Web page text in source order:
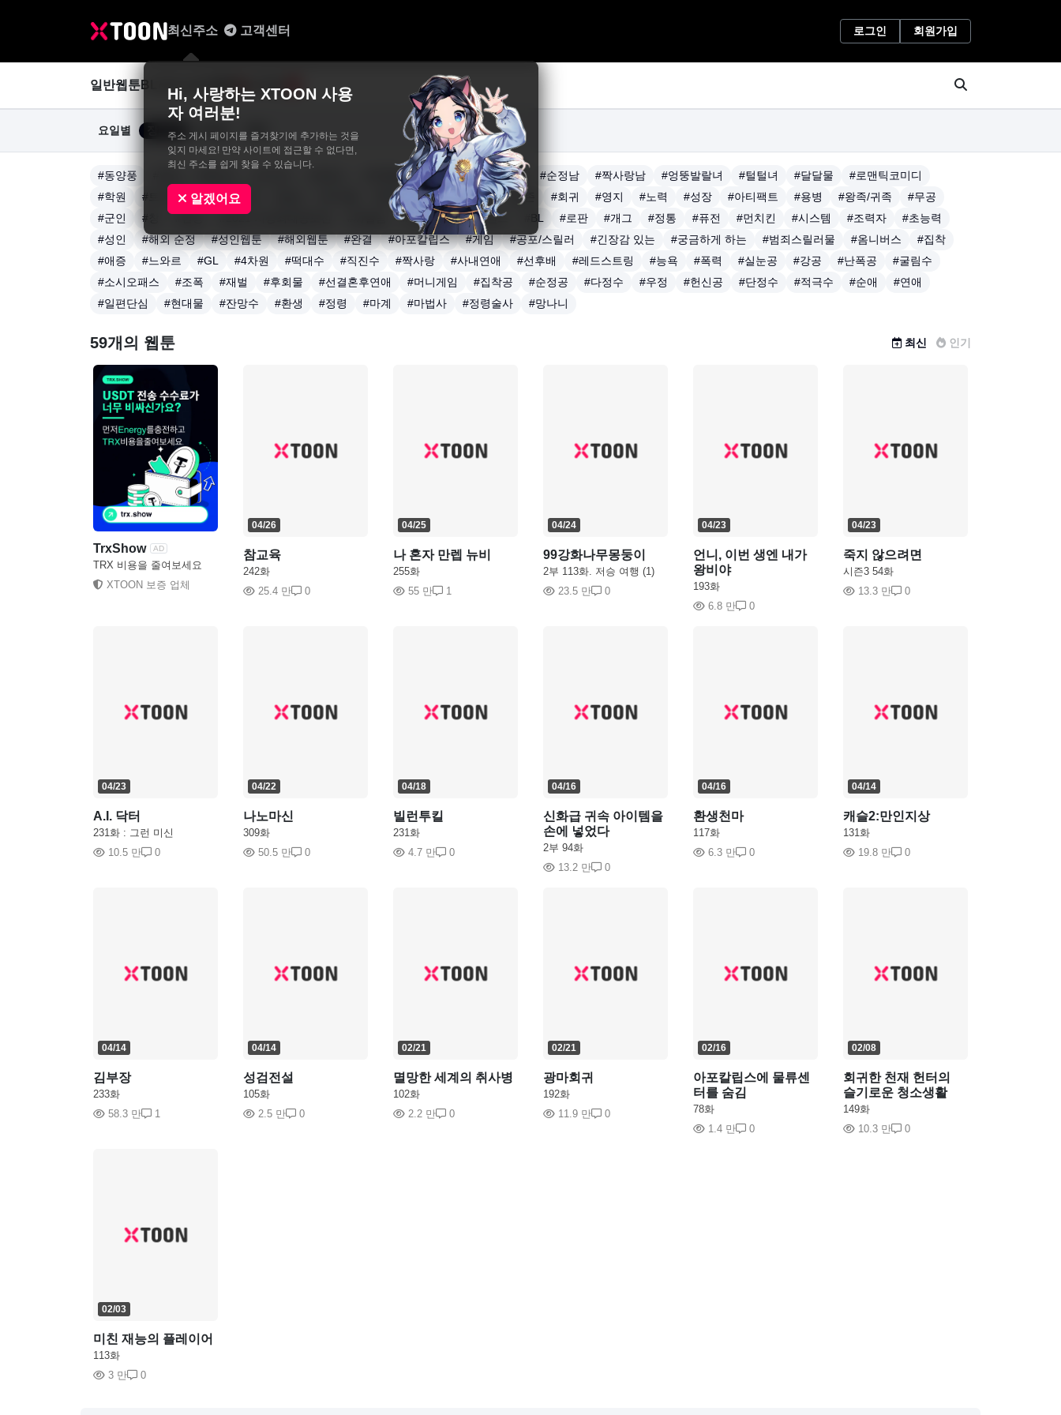
최신주소
Hi, 사랑하는 XTOON 사용
자 여러분!
주소 게시 페이지를 즐겨찾기에 추가하는 것을
잊지 마세요! 만약 사이트에 접근할 수 없다면,
최신 주소를 쉽게 찾을 수 있습니다.
알겠어요
고객센터 로그인 회원가입
일반웹툰BL&GL 성인웹툰
요일별 장르별 연재중 완결
#동양풍 #재회물 #인외존재 #다정남 #순정남 #짝사랑남 #엉뚱발랄녀 #털털녀 #달달물
#로맨틱코미디
#학원
#트라우마 #계약관계 #배우 #감성 #전쟁 #생존 #회귀 #영지 #노력 #성장 #아티팩트 #용병 #왕족/귀족
#무공
#군인
#창 #만능 #2021 지상최대공모전 #스릴러 #서스펜스 #BL #로판 #개그 #정통 #퓨전 #먼치킨 #시스템 #조력자
#초능력
#성인
#해외 순정 #성인웹툰 #해외웹툰 #완결 #아포칼립스 #게임 #공포/스릴러 #긴장감 있는 #궁금하게 하는 #범죄스릴러물 #옴니버스
#집착
#애증
#느와르 #GL #4차원 #떡대수 #직진수 #짝사랑 #사내연애 #선후배 #레드스트링 #능욕 #폭력 #실눈공 #강공 #난폭공
#굴림수
#소시오패스
#조폭 #재벌 #후회물 #선결혼후연애 #머니게임 #집착공 #순정공 #다정수 #우정 #헌신공 #단정수 #적극수 #순애
#연애
#일편단심
#현대물 #잔망수 #환생 #정령 #마계 #마법사 #정령술사 #망나니
59개의 웹툰 최신 인기
TrxShow AD
TRX 비용을 줄여보세요
XTOON 보증 업체
04/26
참교육
242화
25.4 만
0
04/25
나 혼자 만렙 뉴비
255화
55 만
1
04/24
99강화나무몽둥이
2부 113화. 저승 여행 (1)
23.5 만
0
04/23
언니, 이번 생엔 내가
왕비야
193화
6.8 만
0
04/23
죽지 않으려면
시즌3 54화
13.3 만
0
04/23
A.I. 닥터
231화 : 그런 미신
10.5 만
0
04/22
나노마신
309화
50.5 만
0
04/18
빌런투킬
231화
4.7 만
0
04/16
신화급 귀속 아이템을
손에 넣었다
2부 94화
13.2 만
0
04/16
환생천마
117화
6.3 만
0
04/14
캐슬2:만인지상
131화
19.8 만
0
04/14
김부장
233화
58.3 만
1
04/14
성검전설
105화
2.5 만
0
02/21
멸망한 세계의 취사병
102화
2.2 만
0
02/21
광마회귀
192화
11.9 만
0
02/16
아포칼립스에 물류센
터를 숨김
78화
1.4 만
0
02/08
회귀한 천재 헌터의
슬기로운 청소생활
149화
10.3 만
0
02/03
미친 재능의 플레이어
113화
3 만
0